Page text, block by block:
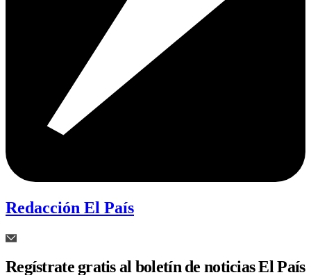
Redacción El País
Regístrate gratis al boletín de noticias El País